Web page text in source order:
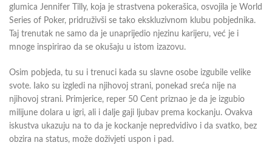
glumica Jennifer Tilly, koja je strastvena pokerašica, osvojila je World
Series of Poker, pridruživši se tako ekskluzivnom klubu pobjednika.
Taj trenutak ne samo da je unaprijedio njezinu karijeru, već je i
mnoge inspirirao da se okušaju u istom izazovu.
Osim pobjeda, tu su i trenuci kada su slavne osobe izgubile velike
svote. Iako su izgledi na njihovoj strani, ponekad sreća nije na
njihovoj strani. Primjerice, reper 50 Cent priznao je da je izgubio
milijune dolara u igri, ali i dalje gaji ljubav prema kockanju. Ovakva
iskustva ukazuju na to da je kockanje nepredvidivo i da svatko, bez
obzira na status, može doživjeti uspon i pad.